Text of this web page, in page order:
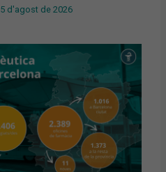
5 d'agost de 2026